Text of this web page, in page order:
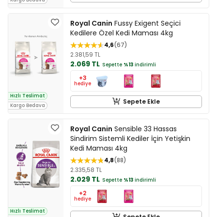
Hızlı Teslimat
Kargo Bedava
Royal Canin Fussy Exigent Seçici
Kedilere Özel Kedi Maması 4kg
4,6 67
2.381,59 TL
2.069 TL Sepette %13 indirimli
+3
hediye
Sepete Ekle
Hızlı Teslimat
Royal Canin Sensible 33 Hassas
Sindirim Sistemli Kediler İçin Yetişkin
Kedi Maması 4kg
4,8 88
2.335,58 TL
2.029 TL Sepette %13 indirimli
+2
hediye